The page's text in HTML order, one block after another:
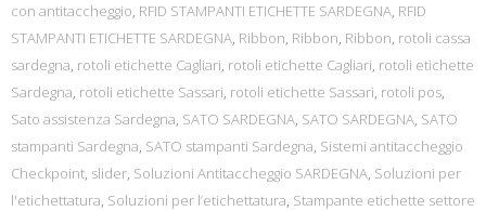
con antitaccheggio, RFID STAMPANTI ETICHETTE SARDEGNA, RFID
STAMPANTI ETICHETTE SARDEGNA, Ribbon, Ribbon, Ribbon, rotoli cassa
sardegna, rotoli etichette Cagliari, rotoli etichette Cagliari, rotoli etichette
Sardegna, rotoli etichette Sassari, rotoli etichette Sassari, rotoli pos,
Sato assistenza Sardegna, SATO SARDEGNA, SATO SARDEGNA, SATO
stampanti Sardegna, SATO stampanti Sardegna, Sistemi antitaccheggio
Checkpoint, slider, Soluzioni Antitaccheggio SARDEGNA, Soluzioni per
l'etichettatura, Soluzioni per l’etichettatura, Stampante etichette settore